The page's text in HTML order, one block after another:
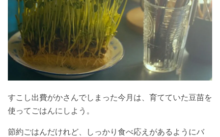
すこし出費がかさんでしまった今月は、育てていた豆苗を
使ってごはんにしよう。
節約ごはんだけれど、しっかり食べ応えがあるようにバ